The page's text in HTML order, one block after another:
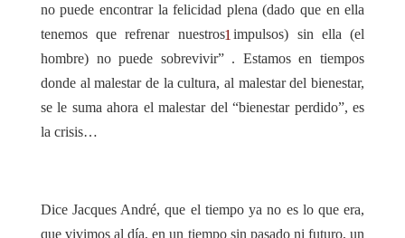
no puede encontrar la felicidad plena (dado que en ella
tenemos que refrenar nuestros impulsos) sin ella (el
hombre) no puede sobrevivir”
1
. Estamos en tiempos
donde al malestar de la cultura, al malestar del bienestar,
se le suma ahora el malestar del “bienestar perdido”, es
la crisis…
Dice Jacques André, que el tiempo ya no es lo que era,
que vivimos al día, en un tiempo sin pasado ni futuro, un